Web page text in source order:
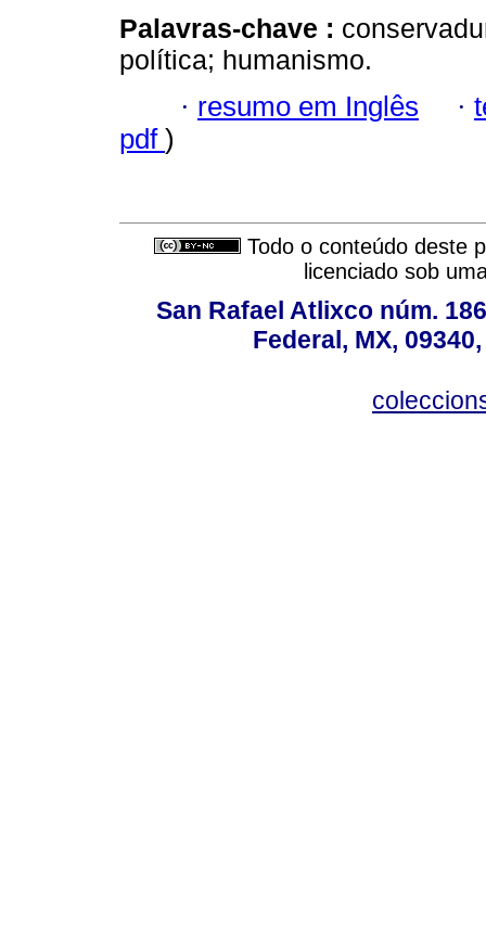
Palavras-chave :
política; humanismo.
· resumo em Inglês ·
pdf )
Todo o conteúdo deste
licenciado sob
San Rafael Atlixco núm.
Federal, MX,